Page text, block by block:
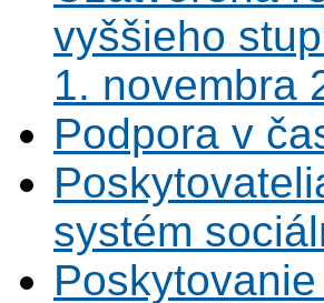
vyššieho
1. novembra
Podpora v
systém